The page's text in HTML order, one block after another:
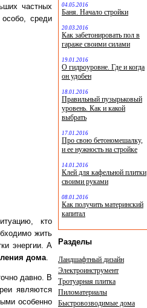
частных
среди
кто
жить
энергии. А
дома
давно. В
являются
особенно
04.05.2016
Баня. Начало стройки
20.03.2016
Как забетонировать пол в
гараже своими силами
19.01.2016
О гидроуровне. Где и когда
он удобен
18.01.2016
Правильный пузырьковый
уровень. Как и какой
выбрать
17.01.2016
Про свою бетономешалку,
и ее нужность на стройке
14.01.2016
Клей для кафельной плитки
своими руками
08.01.2016
Как получить материнский
капитал
Разделы
Ландшафтный дизайн
Электроинструмент
Тротуарная плитка
Пиломатериалы
Быстровозводимые дома